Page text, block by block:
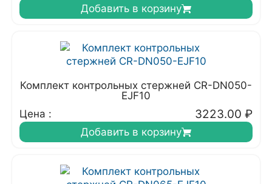
Добавить в корзину
Комплект контрольных стержней CR-DN050-
EJF10
Цена :
3223.00 ₽
Добавить в корзину